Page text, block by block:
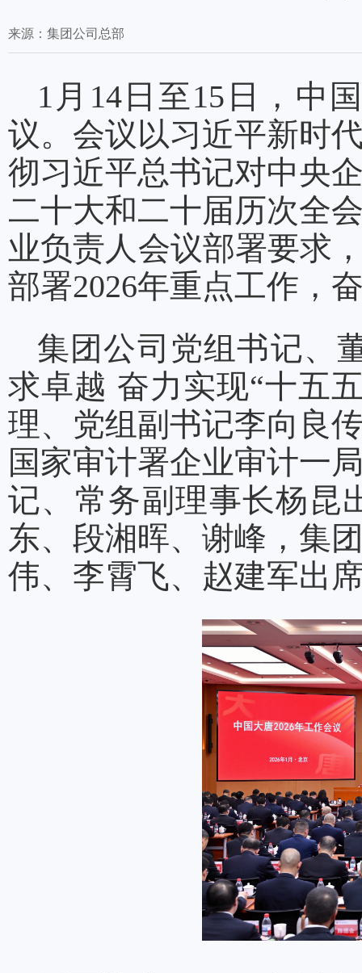
来源： 集团公司总部
1月14日至15日，中
议。会议以习近平新时
彻习近平总书记对中央
二十大和二十届历次全
业负责人会议部署要求
部署2026年重点工作，
集团公司党组书记、
求卓越 奋力实现“十五
理、党组副书记李向良
国家审计署企业审计一
记、常务副理事长杨昆
东、段湘晖、谢峰，集
伟、李霄飞、赵建军出